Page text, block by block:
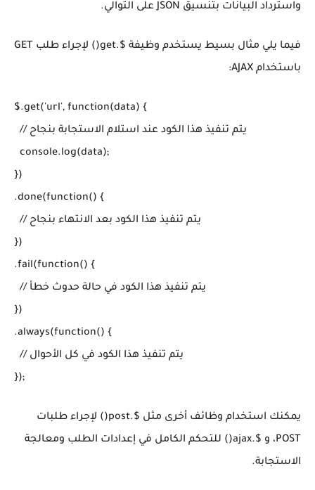
واسترداد البيانات بتنسيق JSON على التوالي.
فيما يلي مثال بسيط يستخدم وظيفة $.get() لإجراء طلب GET
باستخدام AJAX:
$.get('url', function(data) {
  // يتم تنفيذ هذا الكود عند استلام الاستجابة بنجاح
  console.log(data);
})
.done(function() {
  // يتم تنفيذ هذا الكود بعد الانتهاء بنجاح
})
.fail(function() {
  // يتم تنفيذ هذا الكود في حالة حدوث خطأ
})
.always(function() {
  // يتم تنفيذ هذا الكود في كل الأحوال
يمكنك استخدام وظائف أخرى مثل $.post() لإجراء طلبات
POST، و $.ajax() للتحكم الكامل في إعدادات الطلب ومعالجة
الاستجابة.